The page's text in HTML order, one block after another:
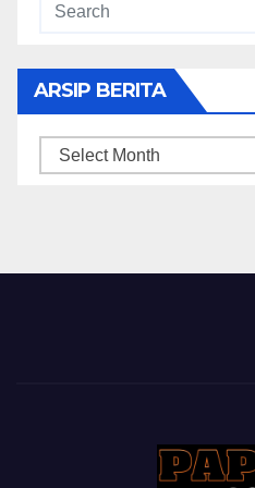
ARSIP BERITA
ARSIP